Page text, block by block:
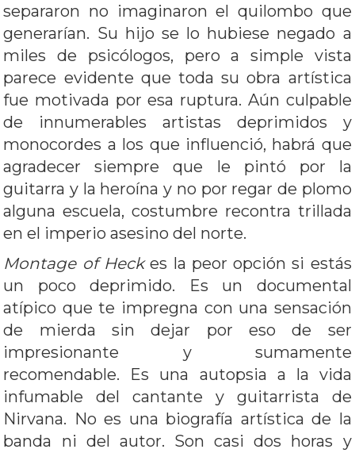
separaron no imaginaron el quilombo que
generarían. Su hijo se lo hubiese negado a
miles de psicólogos, pero a simple vista
parece evidente que toda su obra artística
fue motivada por esa ruptura. Aún culpable
de innumerables artistas deprimidos y
monocordes a los que influenció, habrá que
agradecer siempre que le pintó por la
guitarra y la heroína y no por regar de plomo
alguna escuela, costumbre recontra trillada
en el imperio asesino del norte.
Montage of Heckes la peor opción si estás
un poco deprimido. Es un documental
atípico que te impregna con una sensación
de mierda sin dejar por eso de ser
impresionante y sumamente
recomendable. Es una autopsia a la vida
infumable del cantante y guitarrista de
Nirvana. No es una biografía artística de la
banda ni del autor. Son casi dos horas y